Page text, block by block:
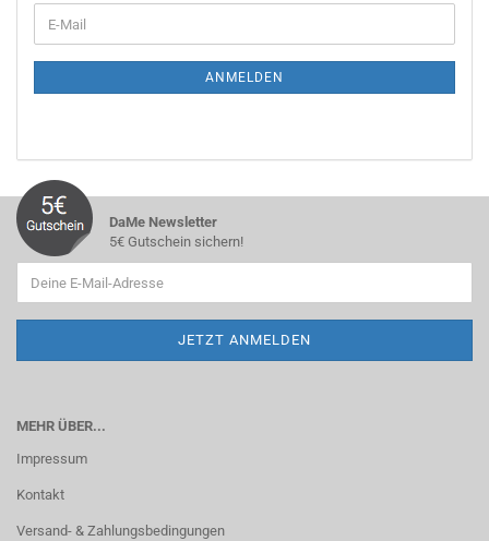
ZUR
E-
Mail
ANMELDEN
DaMe Newsletter
5€ Gutschein sichern!
MEHR ÜBER...
Impressum
Kontakt
Versand- & Zahlungsbedingungen